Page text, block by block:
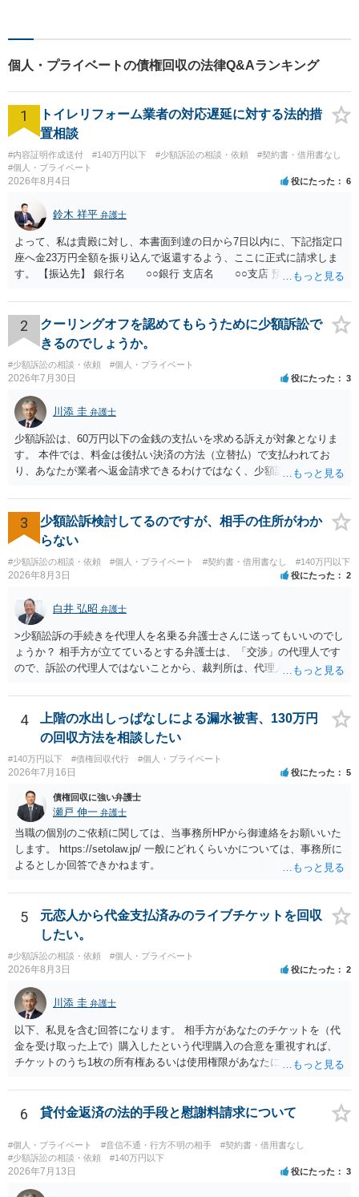
個人・プライベートの債権回収の法律Q&Aランキング
1
トイレリフォーム業者の対応遅延に対する法的措
置相談
#内容証明作成送付 #140万円以下 #少額訴訟の相談・依頼
#契約書・借用書なし
#個人・プライベート
2026年8月4日 役にたった 6
鈴木 祥平 弁護士
よって、私は貴殿に対し、本書面到達の日から7日以内に、下記指定口
座へ金23万円全額を振り込んで返還するよう、ここに正式に請求しま
す。 【振込先】 銀行名 ○○銀行 支店名 ○○支店 預金種別 普通
されない場合には、貴殿には任意に返金する意思がないものと判断
し、やむを得ず、返還金23万円及びこれに対する遅延損害金の支払い
を求める民事訴訟、支払督促その他必要な法的手続を直ちに講じま
す。 その際には、訴訟に要する費用その他法令上認められる金員につ
いても併せて請求する予定ですので、あらかじめ申し添えます。 本件
は、貴殿自らが契約を解約したことによって生じた返還義務の履行を
求めるものにすぎません。貴殿の仕入先との取引関係や返金時期など
の内部事情は、私に対する返還義務の発生や履行時期には何ら影響を
及ぼすものではありません。 これ以上、本件の解決を不必要に遅延さ
せることなく、誠意をもって速やかに返金手続を履行されるよう、強
く求めます。 以上
2
クーリングオフを認めてもらうために少額訴訟で
きるのでしょうか。
#少額訴訟の相談・依頼 #個人・プライベート
2026年7月30日 役にたった 3
川添 圭 弁護士
少額訴訟は、60万円以下の金銭の支払いを求める訴えが対象となりま
す。 本件では、料金は後払い決済の方法（立替払）で支払われてお
り、あなたが業者へ返金請求できるわけではなく、少額訴訟は使えな
在確認請求訴訟を提起することも考えられますが、まずは後払い決済
業者へ（原契約のクーリング・オフの証拠の写しとともに）支払拒絶
の通知書を送り、もし訴訟や支払督促を行ってきた場合には全面的に
争う、というやり方がベターではないかと思います。弁護士会の相談
センター等で、消費者問題に強い弁護士（消費者保護委員会に所属し
ているなど）へ相談されることをお勧めします。
3
少額訟訴検討してるのですが、相手の住所がわか
らない
#少額訴訟の相談・依頼 #個人・プライベート #契約書・借用書なし #140万円以下
2026年8月3日 役にたった 2
白井 弘昭 弁護士
>少額訟訴の手続きを代理人を名乗る弁護士さんに送ってもいいのでし
ょうか？ 相手方が立てているとする弁護士は、「交渉」の代理人です
ので、訴訟の代理人ではないことから、裁判所は、代理人宛ての訴状
ている場合は、相手方（被告）の住所で訴状を作成提出し、裁判所に
代理人が就いていたことを知らせると（訴状の記載内容から明らかな
場合も）、裁判所が当該代理人弁護士に事前連絡し、引き続き訴訟も
受任するかを聞いたうえで、受任の意志が明らかになったところで、
直接被告に送達するのではなく、代理人に訴状の受領を促すこともあ
ります。 ラインのやり取りでしか証拠がないと、実際の本人性が明ら
かではありません。もちろん弁護士（２０万円の請求で代理人弁護士
に委任するかも疑わしいのですが）も住所は明らかにしないでしょ
う。 何か本人を示す事実（振込先などの情報）から、相手の住所等の
情報を割り出していくしかないように思えます。 以上、ご参考まで。
4
上階の水出しっぱなしによる漏水被害、130万円
の回収方法を相談したい
#140万円以下 #債権回収代行 #個人・プライベート
2026年7月16日 役にたった 5
債権回収に強い弁護士
瀬戸 伸一 弁護士
当職の個別のご依頼に関しては、当事務所HPから御連絡をお願いいた
します。 https://setolaw.jp/ 一般にどれくらいかについては、事務所に
よるとしか回答できかねます。
5
元恋人から代金支払済みのライブチケットを回収
したい。
#少額訴訟の相談・依頼 #個人・プライベート
2026年8月3日 役にたった 2
川添 圭 弁護士
以下、私見を含む回答になります。 相手方があなたのチケットを（代
金を受け取った上で）購入したという代理購入の合意を重視すれば、
チケットのうち1枚の所有権あるいは使用権限があなたにあり、チケッ
す。 一方、このチケット購入には「相手方と一緒に行く」という合意
も付随していたことを無視することができません。こちらを重視すれ
ば、交際を終了させたことにより「一緒に行く」という結果の実現に
重大な障害が発生しており、当然にチケットを引き渡すべきといえる
かは微妙であり、むしろ返金すべきとするのが当事者の合理的意思に
合致するのではないか、という判断に傾くことになると思います。 例
えば、当該チケットが座席指定である場合、交際を解消した2人が当日
6 貸付金返済の法的手段と慰謝料請求について
#個人・プライベート #音信不通・行方不明の相手
#契約書・借用書なし
#少額訴訟の相談・依頼
#140万円以下
2026年7月13日 役にたった 3